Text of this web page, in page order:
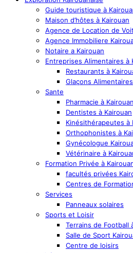
Guide touristique à
Maison d’hôtes à Kairouan
Agence de Location de
Agence Immobiliere
Notaire a Kairouan
Entreprises Alimentaires à
Restaurants à
Glaçons
Sante
Pharmacie à Kairouan
Dentistes à Kairouan
Kinésithérapeutes à
Orthophonistes à
Gynécologue
Vétérinaire à
Formation Privée à
facultés privées
Centres de
Services
Panneaux solaires
Sports et Loisir
Terrains de Football
Salle de Sport
Centre de loisirs